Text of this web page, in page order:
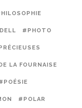
#PHOTO
LA FOURNAISE
#POLAR